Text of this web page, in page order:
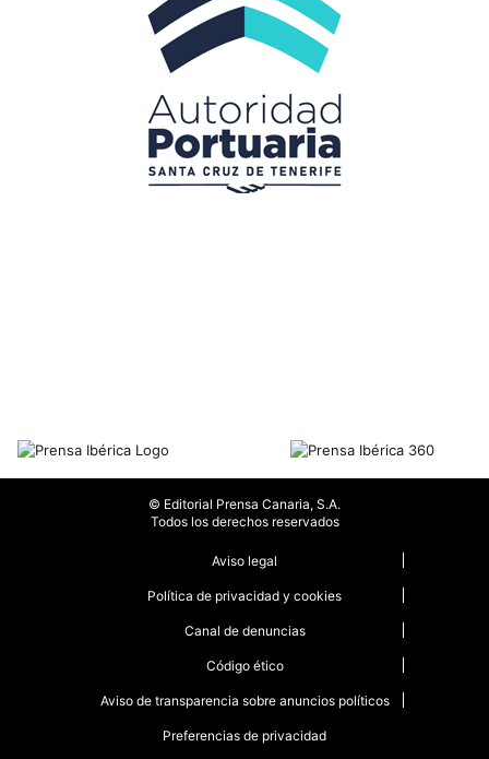
© Editorial Prensa Canaria, S.A.
Todos los derechos reservados
Aviso legal
Política de privacidad y cookies
Canal de denuncias
Código ético
Aviso de transparencia sobre anuncios políticos
Preferencias de privacidad